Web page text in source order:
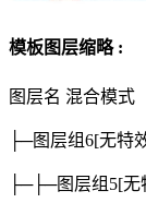
模板图层缩略 :
图层名 混合模式
├─图层组6[无特
├─├─图层组5[无